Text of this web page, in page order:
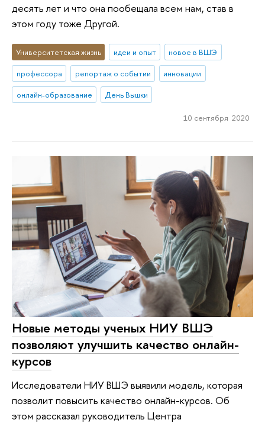
десять лет и что она пообещала всем нам, став в
этом году тоже Другой.
Университетская жизнь идеи и опыт
новое в ВШЭ
профессора
репортаж о событии
инновации
онлайн-образование
День Вышки
10 сентября 2020
Новые методы ученых НИУ ВШЭ
позволяют улучшить качество онлайн-
курсов
Исследователи НИУ ВШЭ выявили модель, которая
позволит повысить качество онлайн-курсов. Об
этом рассказал руководитель Центра